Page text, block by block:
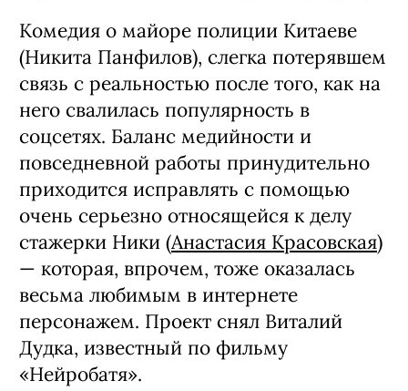
Комедия о майоре полиции Китаеве
(Никита Панфилов), слегка потерявшем
связь с реальностью после того, как на
него свалилась популярность в
соцсетях. Баланс медийности и
повседневной работы принудительно
приходится исправлять с помощью
очень серьезно относящейся к делу
стажерки Ники (Анастасия Красовская)
— которая, впрочем, тоже оказалась
весьма любимым в интернете
персонажем. Проект снял Виталий
Дудка, известный по фильму
«Нейробатя».